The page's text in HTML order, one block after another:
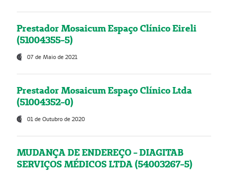
Prestador Mosaicum Espaço Clínico Eireli
(51004355-5)
07 de Maio de 2021
Prestador Mosaicum Espaço Clínico Ltda
(51004352-0)
01 de Outubro de 2020
MUDANÇA DE ENDEREÇO - DIAGITAB
SERVIÇOS MÉDICOS LTDA (54003267-5)